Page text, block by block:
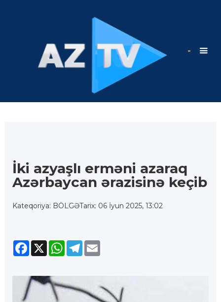
İki azyaşlı erməni azaraq
Azərbaycan ərazisinə keçib
Kateqoriya: BÖLGƏTarix: 06 İyun 2025, 13:02
Facebook
X WhatsApp
Telegram